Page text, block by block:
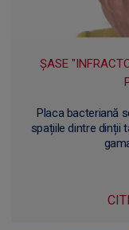
ȘASE
Placa bacteriană
spațiile dintre dinții